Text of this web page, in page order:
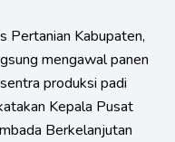
Pertanian Kabupaten,
mengawal panen
produksi padi
Kepala Pusat
Berkelanjutan